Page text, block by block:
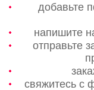
добавьте
напишите
отправьте
свяжитесь с